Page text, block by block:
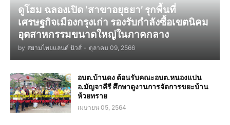
ดูโฮม ฉลองเปิด ‘สาขาอยุธยา’ รุกพื้นที่
เศรษฐกิจเมืองกรุงเก่า รองรับกำลังซื้อเขตนิคม
อุตสาหกรรมขนาดใหญ่ในภาคกลาง
by สยามไทยแลนด์ นิวส์ - ตุลาคม 09, 2566
อบต.บ้านดง ต้อนรับคณะอบต.หนองแปน
อ.มัญจาคีรี ศึกษาดูงานการจัดการขยะบ้าน
ห้วยทราย
เมษายน 05, 2564